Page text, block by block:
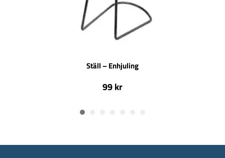
Ställ – Enhjuling
99 kr